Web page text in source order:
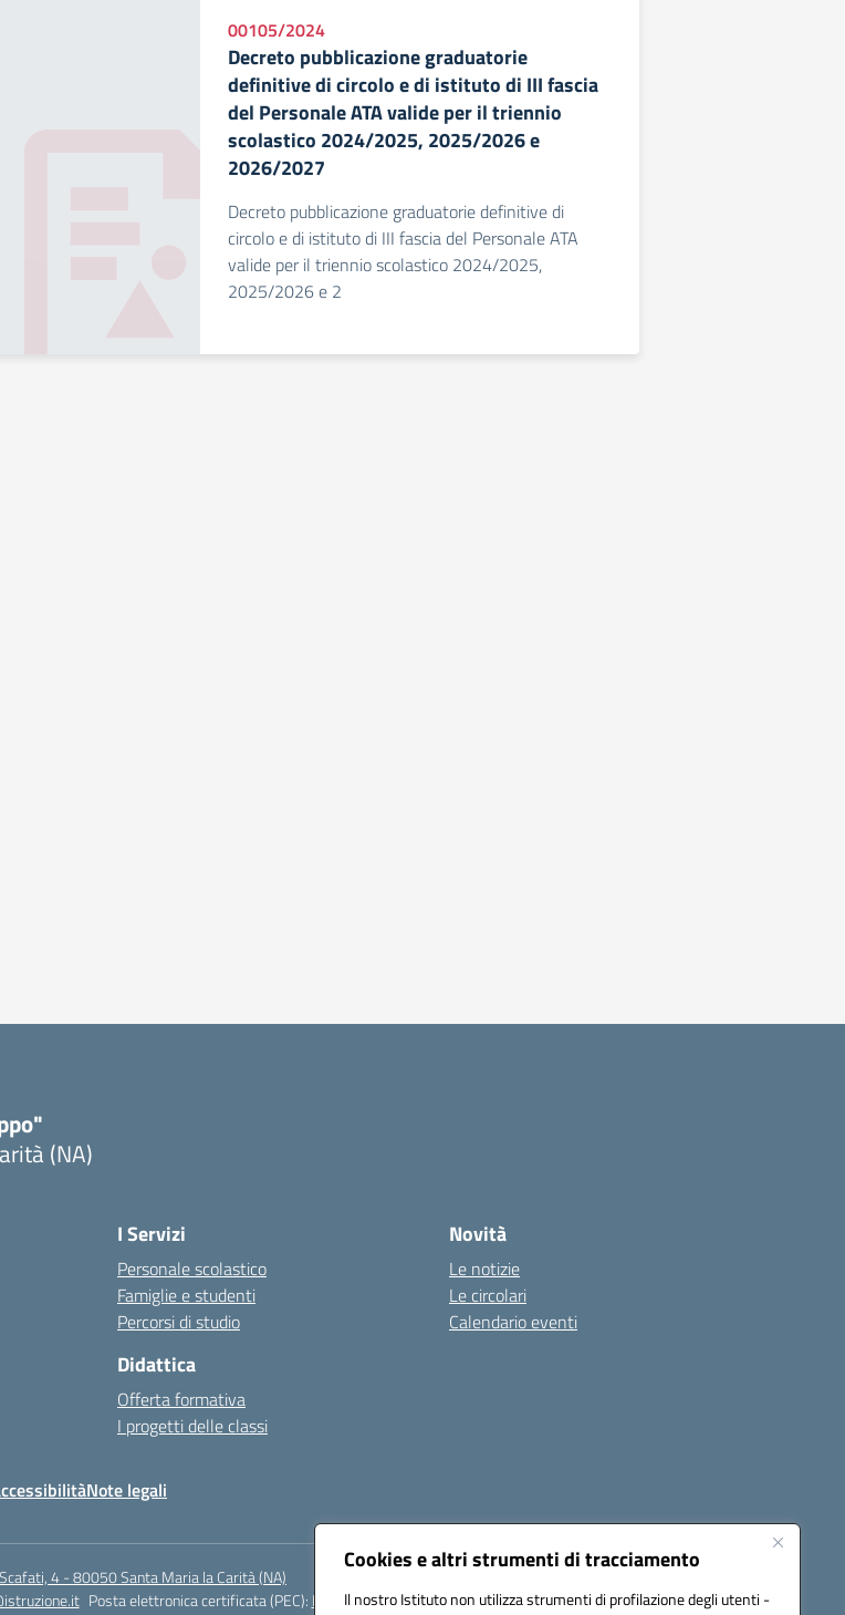
Cookies e altri strumenti di tracciamento
Il nostro Istituto non utilizza strumenti di profilazione degli utenti -
00105/2024
Decreto pubblicazione graduatorie
definitive di circolo e di istituto di III fascia
del Personale ATA valide per il triennio
scolastico 2024/2025, 2025/2026 e
2026/2027
Decreto pubblicazione graduatorie definitive di
circolo e di istituto di III fascia del Personale ATA
valide per il triennio scolastico 2024/2025,
2025/2026 e 2
(NA)
I Servizi
Personale scolastico
Famiglie e studenti
Percorsi di studio
Didattica
Offerta formativa
I progetti delle classi
Novità
Le notizie
Le circolari
Calendario eventi
Note legali
4 - 80050 Santa Maria la Carità (NA)
Posta elettronica certificata (PEC): NAEE21900T@pec.istruzione.it